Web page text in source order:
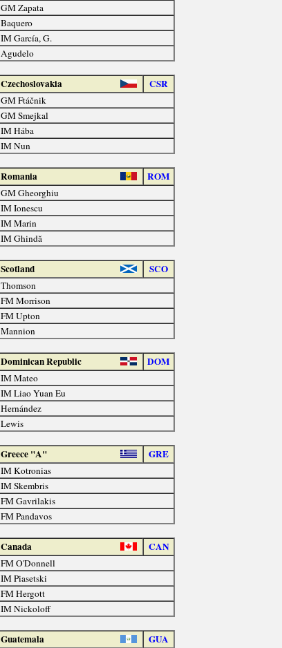
GM Zapata
Baquero
IM García, G.
Agudelo
Czechoslovakia CSR
GM Ftáčnik
GM Smejkal
IM Hába
IM Nun
Romania ROM
GM Gheorghiu
IM Ionescu
IM Marin
IM Ghindă
Scotland SCO
Thomson
FM Morrison
FM Upton
Mannion
Dominican Republic DOM
IM Mateo
IM Liao Yuan Eu
Hernández
Lewis
Greece "A" GRE
IM Kotronias
IM Skembris
FM Gavrilakis
FM Pandavos
Canada CAN
FM O'Donnell
IM Piasetski
FM Hergott
IM Nickoloff
Guatemala GUA